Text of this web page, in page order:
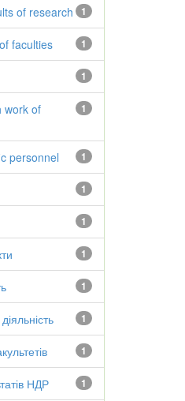
1
of research
1
faculties
1
1
work of
1
personnel
1
1
1
1
1
1
1
НДР